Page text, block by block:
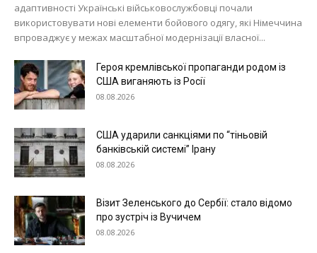
Меню
Україна
Економіка
Політика
Світ
Технології
Війна
адаптивності Українські військовослужбовці почали
використовувати нові елементи бойового одягу, які Німеччина
впроваджує у межах масштабної модернізації власної...
Героя кремлівської пропаганди родом із
США виганяють із Росії
08.08.2026
США ударили санкціями по “тіньовій
банківській системі” Ірану
08.08.2026
Візит Зеленського до Сербії: стало відомо
про зустріч із Вучичем
08.08.2026